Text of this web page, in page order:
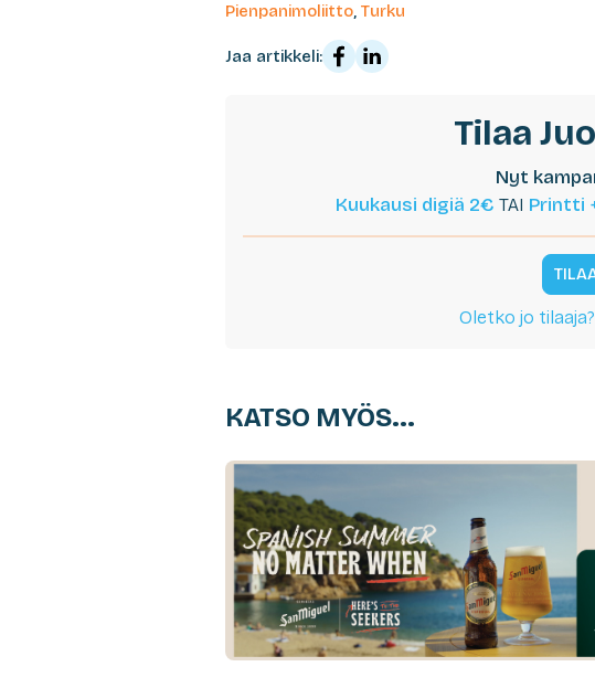
Pienpanimoliitto, Turku
Jaa artikkeli:
Tilaa
Nyt
Kuukausi digiä 2€ TAI Printti
Oletko jo
KATSO MYÖS...